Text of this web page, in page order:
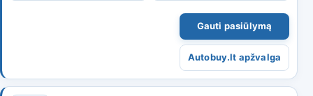
Gauti pasiūlymą
Autobuy.lt apžvalga